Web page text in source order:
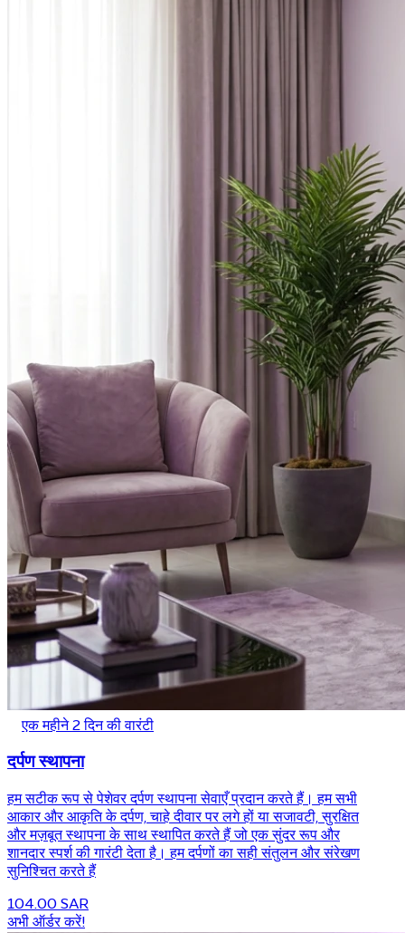
एक महीने 2 दिन की वारंटी
दर्पण स्थापना
हम सटीक रूप से पेशेवर दर्पण स्थापना सेवाएँ प्रदान करते हैं। हम सभी
आकार और आकृति के दर्पण, चाहे दीवार पर लगे हों या सजावटी, सुरक्षित
और मज़बूत स्थापना के साथ स्थापित करते हैं जो एक सुंदर रूप और
शानदार स्पर्श की गारंटी देता है। हम दर्पणों का सही संतुलन और संरेखण
सुनिश्चित करते हैं
104.00 SAR
अभी ऑर्डर करें!